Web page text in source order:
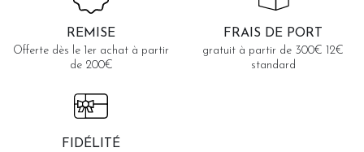
REMISE
Offerte dès le 1er achat à partir
de 200€
FRAIS DE PORT
gratuit à partir de 300€ 12€
standard
FIDÉLITÉ